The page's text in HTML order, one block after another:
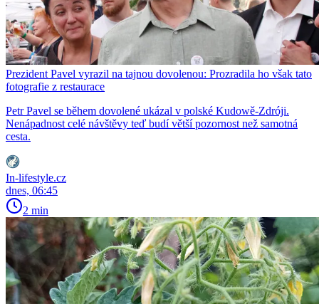
Prezident Pavel vyrazil na tajnou dovolenou: Prozradila ho však tato
fotografie z restaurace
Petr Pavel se během dovolené ukázal v polské Kudowě-Zdróji.
Nenápadnost celé návštěvy teď budí větší pozornost než samotná
cesta.
In-lifestyle.cz
dnes, 06:45
2 min